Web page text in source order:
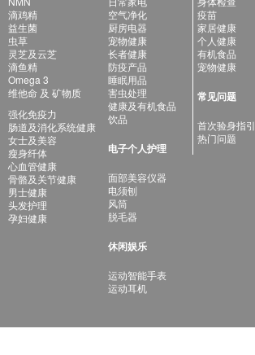
滴鸡精
益生菌
虫草
灵芝及云芝
滴鱼精
Omega 3
维他命 及 矿物质
强化免疫力
肠道及消化系统健康
女士及美容
瘦身纤体
心血管健康
骨骼及关节健康
男士健康
头发护理
孕妇健康
空气净化
厨房电器
宠物健康
长者健康
防疫产品
睡眠用品
害虫处理
健康及有机食品
饮品
电子个人护理
面部美容仪器
电须刨
风筒
脱毛器
休闲娱乐
运动智能手表
运动耳机
疫苗
家居健康
个人健康
有机食品
宠物健康
常见问题
首次验身指引
热门问题